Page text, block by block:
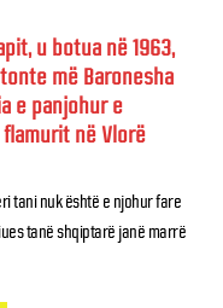
u botua në 1963,
më Baronesha
e panjohur e
në Vlorë
tani nuk është e njohur fare
tanë shqiptarë janë marrë